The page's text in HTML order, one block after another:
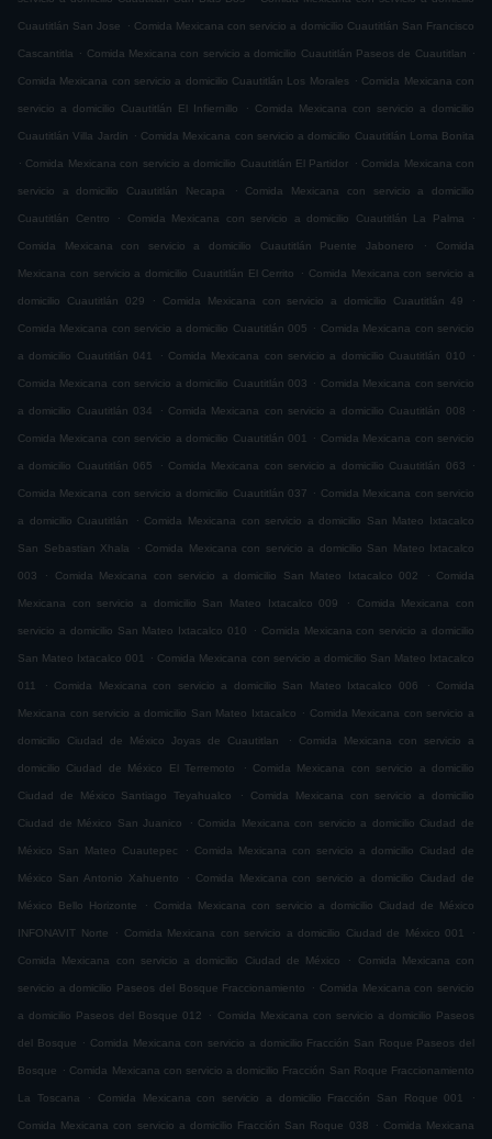
Cuautitlán San Jose . Comida Mexicana con servicio a domicilio Cuautitlán San Francisco
Cascantitla . Comida Mexicana con servicio a domicilio Cuautitlán Paseos de Cuautitlan .
Comida Mexicana con servicio a domicilio Cuautitlán Los Morales . Comida Mexicana con
servicio a domicilio Cuautitlán El Infiernillo . Comida Mexicana con servicio a domicilio
Cuautitlán Villa Jardin . Comida Mexicana con servicio a domicilio Cuautitlán Loma Bonita
. Comida Mexicana con servicio a domicilio Cuautitlán El Partidor . Comida Mexicana con
servicio a domicilio Cuautitlán Necapa . Comida Mexicana con servicio a domicilio
Cuautitlán Centro . Comida Mexicana con servicio a domicilio Cuautitlán La Palma .
Comida Mexicana con servicio a domicilio Cuautitlán Puente Jabonero . Comida
Mexicana con servicio a domicilio Cuautitlán El Cerrito . Comida Mexicana con servicio a
domicilio Cuautitlán 029 . Comida Mexicana con servicio a domicilio Cuautitlán 49 .
Comida Mexicana con servicio a domicilio Cuautitlán 005 . Comida Mexicana con servicio
a domicilio Cuautitlán 041 . Comida Mexicana con servicio a domicilio Cuautitlán 010 .
Comida Mexicana con servicio a domicilio Cuautitlán 003 . Comida Mexicana con servicio
a domicilio Cuautitlán 034 . Comida Mexicana con servicio a domicilio Cuautitlán 008 .
Comida Mexicana con servicio a domicilio Cuautitlán 001 . Comida Mexicana con servicio
a domicilio Cuautitlán 065 . Comida Mexicana con servicio a domicilio Cuautitlán 063 .
Comida Mexicana con servicio a domicilio Cuautitlán 037 . Comida Mexicana con servicio
a domicilio Cuautitlán . Comida Mexicana con servicio a domicilio San Mateo Ixtacalco
San Sebastian Xhala . Comida Mexicana con servicio a domicilio San Mateo Ixtacalco
003 . Comida Mexicana con servicio a domicilio San Mateo Ixtacalco 002 . Comida
Mexicana con servicio a domicilio San Mateo Ixtacalco 009 . Comida Mexicana con
servicio a domicilio San Mateo Ixtacalco 010 . Comida Mexicana con servicio a domicilio
San Mateo Ixtacalco 001 . Comida Mexicana con servicio a domicilio San Mateo Ixtacalco
011 . Comida Mexicana con servicio a domicilio San Mateo Ixtacalco 006 . Comida
Mexicana con servicio a domicilio San Mateo Ixtacalco . Comida Mexicana con servicio a
domicilio Ciudad de México Joyas de Cuautitlan . Comida Mexicana con servicio a
domicilio Ciudad de México El Terremoto . Comida Mexicana con servicio a domicilio
Ciudad de México Santiago Teyahualco . Comida Mexicana con servicio a domicilio
Ciudad de México San Juanico . Comida Mexicana con servicio a domicilio Ciudad de
México San Mateo Cuautepec . Comida Mexicana con servicio a domicilio Ciudad de
México San Antonio Xahuento . Comida Mexicana con servicio a domicilio Ciudad de
México Bello Horizonte . Comida Mexicana con servicio a domicilio Ciudad de México
INFONAVIT Norte . Comida Mexicana con servicio a domicilio Ciudad de México 001 .
Comida Mexicana con servicio a domicilio Ciudad de México . Comida Mexicana con
servicio a domicilio Paseos del Bosque Fraccionamiento . Comida Mexicana con servicio
a domicilio Paseos del Bosque 012 . Comida Mexicana con servicio a domicilio Paseos
del Bosque . Comida Mexicana con servicio a domicilio Fracción San Roque Paseos del
Bosque . Comida Mexicana con servicio a domicilio Fracción San Roque Fraccionamiento
La Toscana . Comida Mexicana con servicio a domicilio Fracción San Roque 001 .
Comida Mexicana con servicio a domicilio Fracción San Roque 038 . Comida Mexicana